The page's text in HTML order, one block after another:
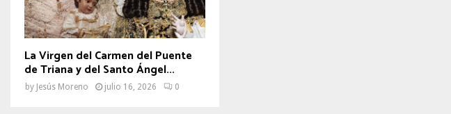
La Virgen del Carmen del Puente
de Triana y del Santo Ángel...
by Jesús Moreno julio 16, 2026 0